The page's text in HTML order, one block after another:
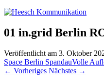
01 in.grid Berlin
Veröffentlicht am 3. Oktober
Space Berlin SpandauVolle
← Vorheriges Nächstes →